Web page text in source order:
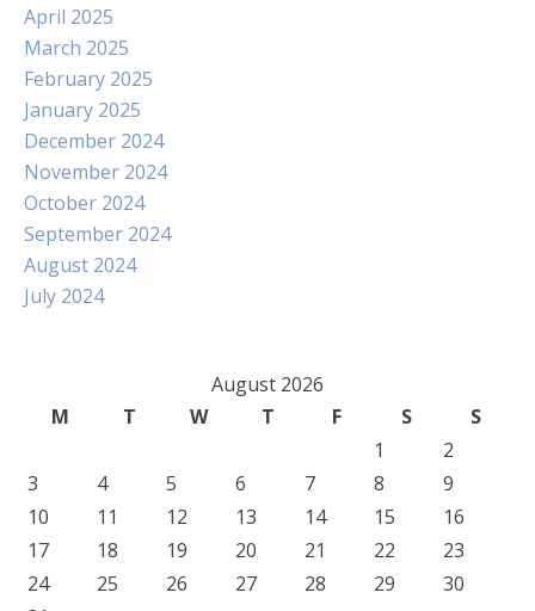
April 2025
March 2025
February 2025
January 2025
December 2024
November 2024
October 2024
September 2024
August 2024
July 2024
August 2026
M
T W T F S
S
1
2
3
4 5 6 7 8
9
10
11 12 13 14 15
16
17
18 19 20 21 22
23
24
25 26 27 28 29
30